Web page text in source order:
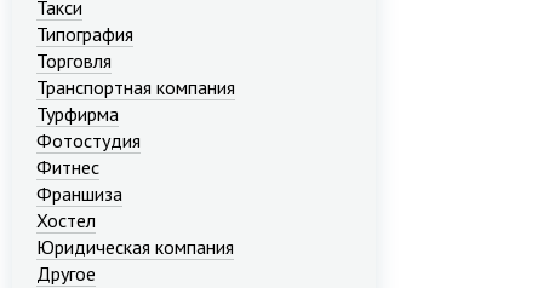
Такси
Типография
Торговля
Транспортная компания
Турфирма
Фотостудия
Фитнес
Франшиза
Хостел
Юридическая компания
Другое